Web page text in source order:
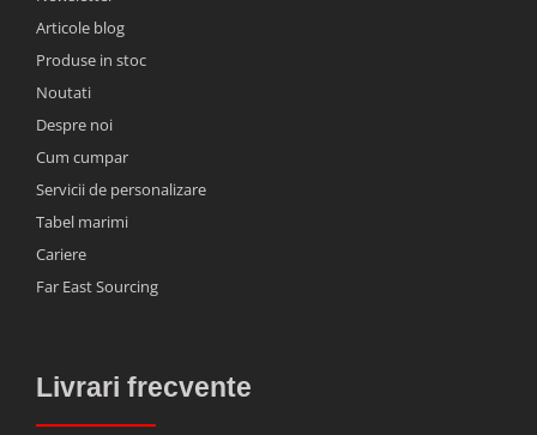
Articole blog
Produse in stoc
Noutati
Despre noi
Cum cumpar
Servicii de personalizare
Tabel marimi
Cariere
Far East Sourcing
Livrari frecvente